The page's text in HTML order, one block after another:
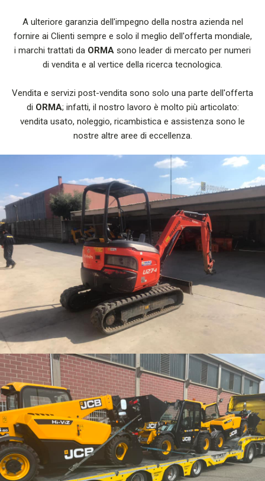
A ulteriore garanzia dell'impegno della nostra azienda nel
fornire ai Clienti sempre e solo il meglio dell'offerta mondiale,
i marchi trattati da ORMA sono leader di mercato per numeri
di vendita e al vertice della ricerca tecnologica.
Vendita e servizi post-vendita sono solo una parte dell'offerta
di ORMA; infatti, il nostro lavoro è molto più articolato:
vendita usato, noleggio, ricambistica e assistenza sono le
nostre altre aree di eccellenza.